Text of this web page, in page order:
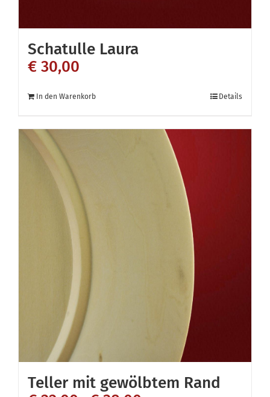
Schatulle Laura
€ 30,00
In den Warenkorb Details
Teller mit gewölbtem Rand